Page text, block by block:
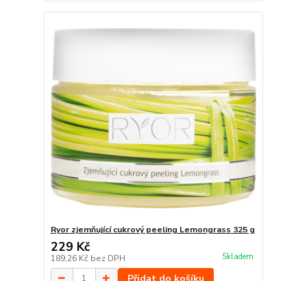
Ryor zjemňující cukrový peeling Lemongrass 325 g
229 Kč
189,26 Kč bez DPH Skladem
Přidat do košíku